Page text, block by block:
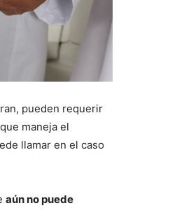
pueden requerir
maneja el
llamar en el caso
aún no puede